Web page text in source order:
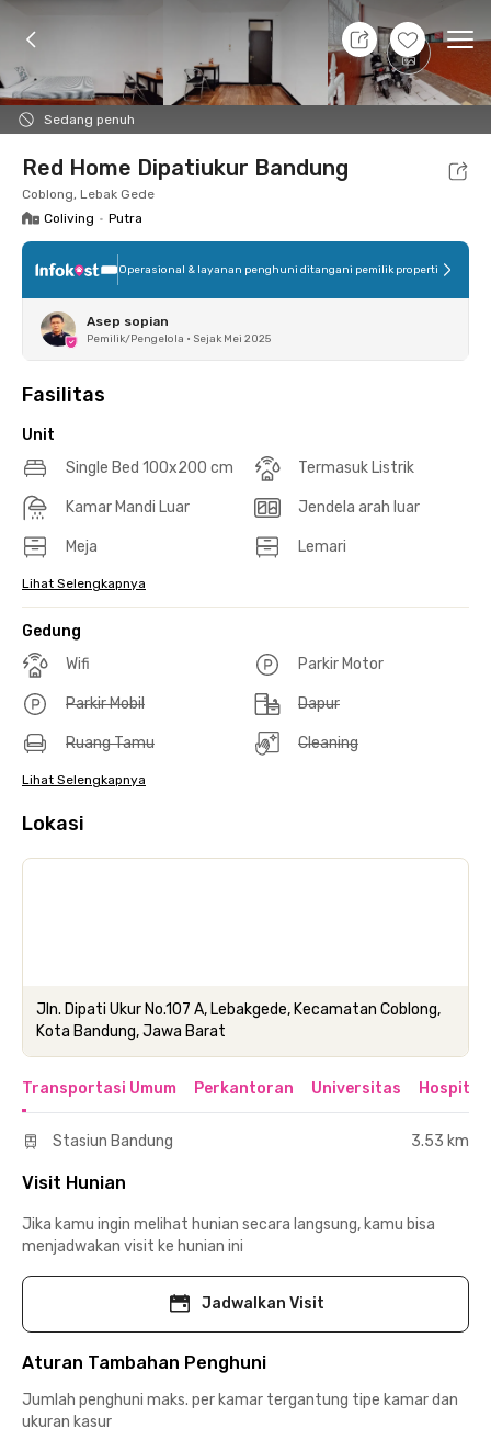
+16
Sedang penuh
8 Agt 26 - Belum tahu
Foto Fasilitas bersama Lokasi Aturan
Red Home Dipatiukur Bandung
Coblong, Lebak Gede
Coliving • Putra
Operasional & layanan penghuni ditangani pemilik properti
Asep sopian
Pemilik/Pengelola • Sejak Mei 2025
Fasilitas
Unit
Single Bed 100x200 cm
Termasuk Listrik
Kamar Mandi Luar Jendela arah luar
Meja Lemari
Lihat Selengkapnya
Gedung
Wifi
Parkir Motor
Parkir Mobil Dapur
Ruang Tamu Cleaning
Lihat Selengkapnya
Lokasi
Jln. Dipati Ukur No.107 A, Lebakgede, Kecamatan Coblong,
Kota Bandung, Jawa Barat
Transportasi Umum Perkantoran Universitas Hospital
Stasiun Bandung 3.53 km
Visit Hunian
Jika kamu ingin melihat hunian secara langsung, kamu bisa
menjadwakan visit ke hunian ini
Jadwalkan Visit
Aturan Tambahan Penghuni
Jumlah penghuni maks. per kamar tergantung tipe kamar dan
ukuran kasur